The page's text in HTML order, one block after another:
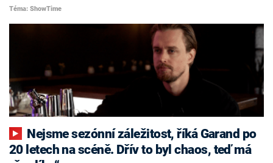
Téma: ShowTime
20 letech na scéně. Dřív to byl chaos, teď má